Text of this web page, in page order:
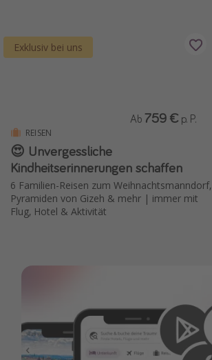
Exklusiv bei uns
REISEN
😍 Unvergessliche
Kindheitserinnerungen schaffen
6 Familien-Reisen zum Weihnachtsmanndorf,
Pyramiden von Gizeh & mehr | immer mit
Flug, Hotel & Aktivität
Ab 759 € p. P.